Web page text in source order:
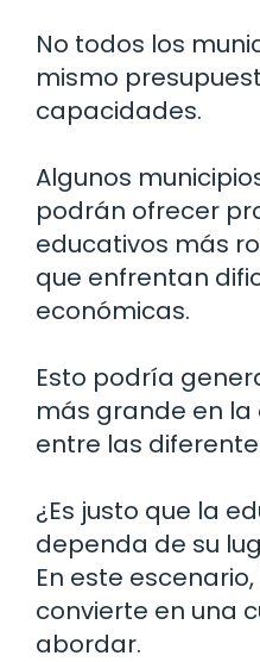
No todos los
mismo
capacidades.
Algunos
podrán ofrecer
educativos más
que enfrentan
económicas.
Esto podría
más grande en
entre las
¿Es justo que la
dependa de su
En este
convierte en una
abordar.